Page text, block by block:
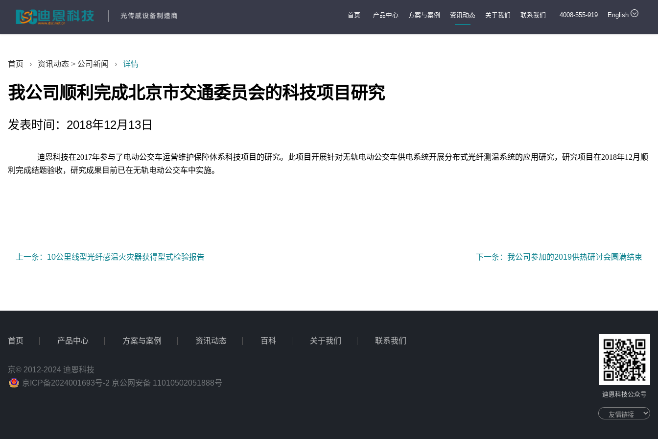
首页 产品中心 方案与案例 资讯动态 关于我们 联系我们 4008-555-919 English
首页 › 资讯动态 > 公司新闻 › 详情
我公司顺利完成北京市交通委员会的科技项目研究
发表时间：2018年12月13日
迪恩科技在2017年参与了 电动公交车运营维护保障体系科技项目的研究。此项目开展针对无轨电动公交车供电系统开展分布式光纤测温系统的应用研究， 研究项目在2018年12月顺
利完成结题验收，研究成果目前已在无轨电动公交车中实施。
上一条：10公里线型光纤感温火灾器获得型式检验报告 下一条：我公司参加的2019供热研讨会圆满结束
首页 产品中心 方案与案例 资讯动态 百科 关于我们 联系我们
京© 2012-2024 迪恩科技
京ICP备2024001693号-2 京公网安备 11010502051888号
迪恩科技公众号